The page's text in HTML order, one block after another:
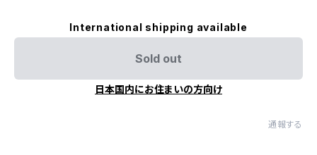
International shipping available
Sold out
日本国内にお住まいの方向け
通報する